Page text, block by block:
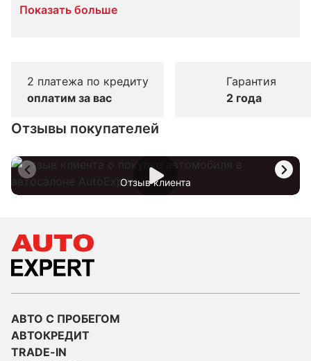
Показать больше
2 платежа по кредиту
оплатим за вас
Гарантия
2 года
Отзывы покупателей
Отзыв клиента
АВТО С ПРОБЕГОМ
АВТОКРЕДИТ
TRADE-IN